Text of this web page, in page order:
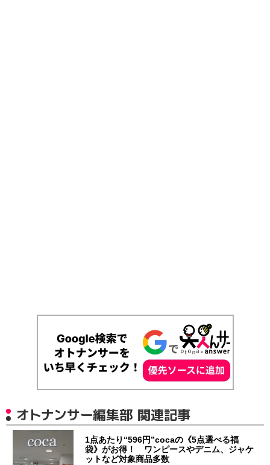
オトナンサー編集部 関連記事
1点あたり“596円”cocaの《5点選べる福
袋》がお得！ ワンピースやデニム、ジャケ
ットなど対象商品多数